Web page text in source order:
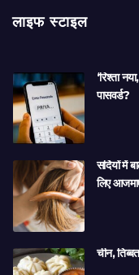
लाइफ स्टाइल
‘रिश्ता
पासवर्ड?
सर्दियों
लिए
चीन,